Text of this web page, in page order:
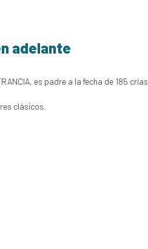
adelante
es padre a la fecha de 185 crías.
clásicos.